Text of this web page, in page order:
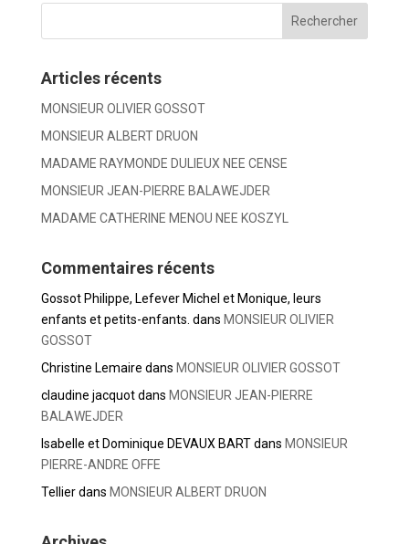
Articles récents
MONSIEUR OLIVIER GOSSOT
MONSIEUR ALBERT DRUON
MADAME RAYMONDE DULIEUX NEE CENSE
MONSIEUR JEAN-PIERRE BALAWEJDER
MADAME CATHERINE MENOU NEE KOSZYL
Commentaires récents
Gossot Philippe, Lefever Michel et Monique, leurs
enfants et petits-enfants. dans MONSIEUR OLIVIER
GOSSOT
Christine Lemaire dans MONSIEUR OLIVIER GOSSOT
claudine jacquotdans MONSIEUR JEAN-PIERRE
BALAWEJDER
Isabelle et Dominique DEVAUX BARTdans MONSIEUR
PIERRE-ANDRE OFFE
Tellierdans MONSIEUR ALBERT DRUON